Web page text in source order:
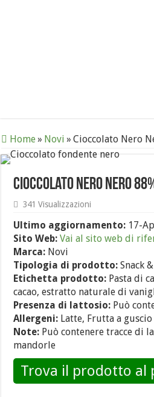
Home» Novi » Cioccolato Nero
Cioccolato Nero Nero
341 Visualizzazioni
Ultimo aggiornamento: 17-
Sito Web: Vai al sito web di
Marca: Novi
Tipologia di prodotto: Snack
Etichetta prodotto: Pasta di
cacao, estratto naturale di
Presenza di lattosio: Può
Allergeni: Latte, Frutta a guscio
Note: Può contenere tracce di
mandorle
Trova il prodotto al